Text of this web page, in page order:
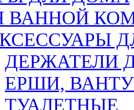
ВАННОЙ
ДЕРЖАТЕЛИ
ЕРШИ,
ТУАЛЕТНЫЕ